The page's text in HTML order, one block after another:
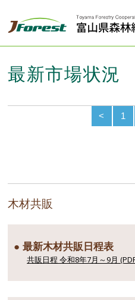
最新市場状況
< 1
木材共販
● 最新木材共販日程表
共販日程 令和8年7月～9月